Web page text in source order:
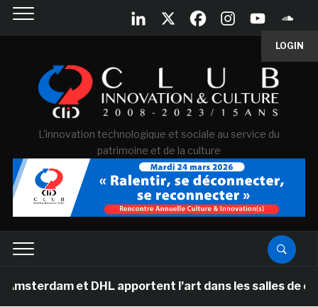
LOGIN
L'innovation technologique et sociale au service du
patrimoine et de la culture
et DHL apportent l’art dans les salles de classe des